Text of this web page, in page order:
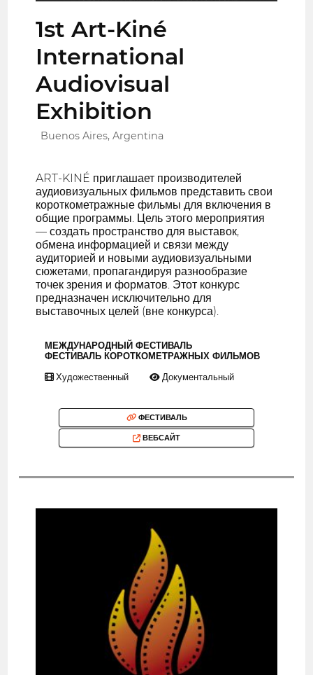
1st Art-Kiné
International
Audiovisual
Exhibition
Buenos Aires, Argentina
ART-KINÉ приглашает производителей
аудиовизуальных фильмов представить свои
короткометражные фильмы для включения в
общие программы. Цель этого мероприятия
— создать пространство для выставок,
обмена информацией и связи между
аудиторией и новыми аудиовизуальными
сюжетами, пропагандируя разнообразие
точек зрения и форматов. Этот конкурс
предназначен исключительно для
выставочных целей (вне конкурса).
МЕЖДУНАРОДНЫЙ ФЕСТИВАЛЬ
ФЕСТИВАЛЬ КОРОТКОМЕТРАЖНЫХ ФИЛЬМОВ
Художественный Документальный
ФЕСТИВАЛЬ
ВЕБСАЙТ